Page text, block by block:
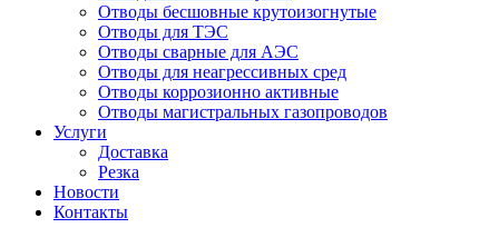
Отводы бесшовные крутоизогнутые
Отводы для ТЭС
Отводы сварные для АЭС
Отводы для неагрессивных сред
Отводы коррозионно активные
Отводы магистральных газопроводов
Услуги
Доставка
Резка
Новости
Контакты